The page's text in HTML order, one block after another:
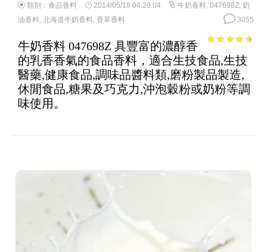
類別： 食品香料 2014/05/18 04:20:04 牛奶香料 047698Z, 奶
油香料 北海道牛奶香料 香草香料 3055
5
牛奶香料 047698Z 具豐富的濃醇香
的乳香香氣的食品香料，適合生技食品,生技
醫藥,健康食品,調味品醬料類,磨粉製品製造,
休閒食品,糖果及巧克力,沖泡穀粉或奶粉等調
味使用。